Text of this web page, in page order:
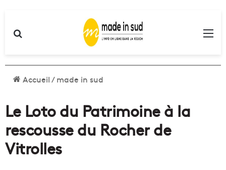
Accueil/made in sud
Le Loto du Patrimoine à la
rescousse du Rocher de
Vitrolles